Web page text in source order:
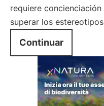
requiere
superar los
Continuar